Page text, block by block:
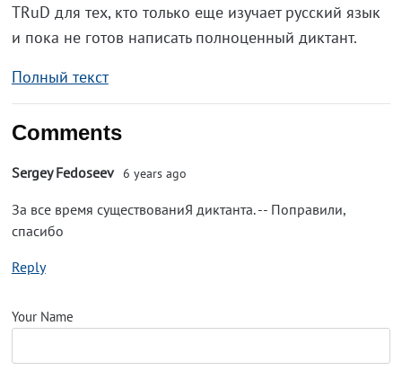
TRuD для тех, кто только еще изучает русский язык
и пока не готов написать полноценный диктант.
Полный текст
Comments
Sergey Fedoseev 6 years ago
За все время существованиЯ диктанта. -- Поправили,
спасибо
Reply
Your Name